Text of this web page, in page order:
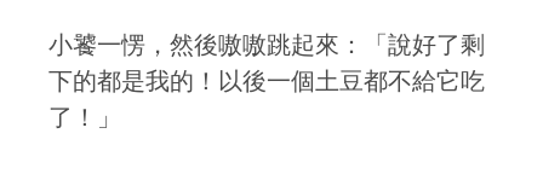
小饕一愣，然後嗷嗷跳起來：「說好了剩
下的都是我的！以後一個土豆都不給它吃
了！」